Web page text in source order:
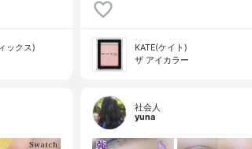
ックス)
KATE(ケイト)
ザ アイカラー
社会人
yuna